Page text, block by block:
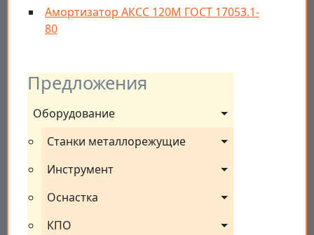
Предложения
Оборудование
Станки металлорежущие
Инструмент
Оснастка
КПО
Амортизатор АКСС 120М ГОСТ 17053.1-
80